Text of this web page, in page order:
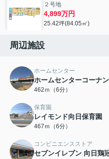
２号地
4,899万円
25.42坪(84.05㎡)
周辺施設
ホームセンター
ホームセンターコーナ
462ｍ（6分）
保育園
レイモンド向日保育園
467ｍ（6分）
コンビニエンスストア
セブンイレブン 向日鶏